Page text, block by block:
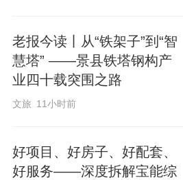
老报今读丨从“铁架子”到“智
慧塔” ——景县铁塔钢构产
业四十载突围之路
文旅 11小时前
好项目、好房子、好配套、
好服务——深度拆解宝能综